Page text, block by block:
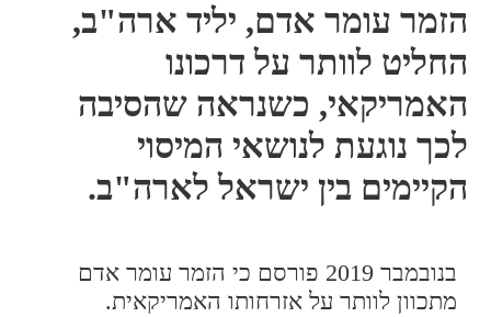
הזמר עומר אדם, יליד ארה"ב,
החליט לוותר על דרכונו
האמריקאי, כשנראה שהסיבה
לכך נוגעת לנושאי המיסוי
הקיימים בין ישראל לארה"ב.
בנובמבר 2019 פורסם כי הזמר עומר אדם
מתכוון לוותר על אזרחותו האמריקאית.